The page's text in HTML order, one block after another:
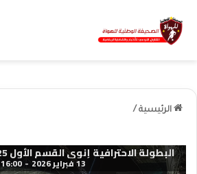
الرئيسية /
البطولة الاحترافية إنوي القسم الأول 2025-2026
13 فبراير 2026 -
16:00